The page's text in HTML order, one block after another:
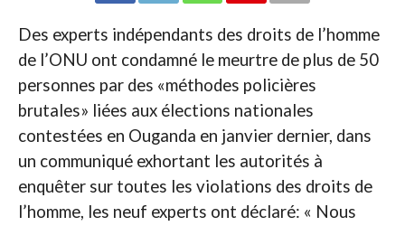
Des experts indépendants des droits de l’homme
de l’ONU ont condamné le meurtre de plus de 50
personnes par des «méthodes policières
brutales» liées aux élections nationales
contestées en Ouganda en janvier dernier, dans
un communiqué exhortant les autorités à
enquêter sur toutes les violations des droits de
l’homme, les neuf experts ont déclaré: « Nous